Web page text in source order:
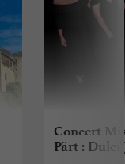
Concert
Pärt : Dulci